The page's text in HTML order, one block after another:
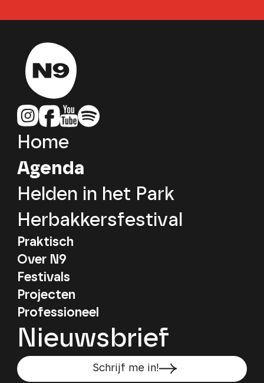
Home
Agenda
Helden in het Park
Herbakkersfestival
Praktisch
Over N9
Festivals
Projecten
Professioneel
Nieuwsbrief
Schrijf me in!